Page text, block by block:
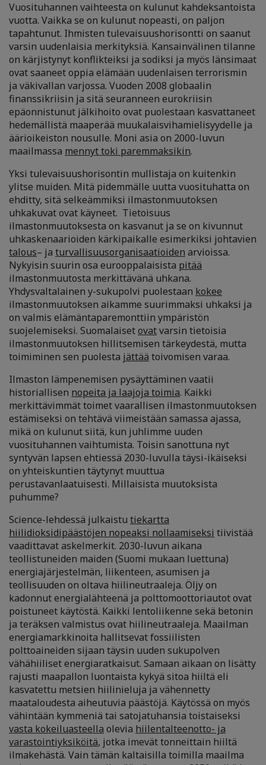
Vuosituhannen vaihteesta on kulunut kahdeksantoista
vuotta. Vaikka se on kulunut nopeasti, on paljon
tapahtunut. Ihmisten tulevaisuushorisontti on saanut
varsin uudenlaisia merkityksiä. Kansainvälinen tilanne
on kärjistynyt konflikteiksi ja sodiksi ja myös länsimaat
ovat saaneet oppia elämään uudenlaisen terrorismin
ja väkivallan varjossa. Vuoden 2008 globaalin
finanssikriisin ja sitä seuranneen eurokriisin
epäonnistunut jälkihoito ovat puolestaan kasvattaneet
hedemällistä maaperää muukalaisvihamielisyydelle ja
äärioikeiston nousulle. Moni asia on 2000-luvun
maailmassa mennyt toki paremmaksikin.
Yksi tulevaisuushorisontin mullistaja on kuitenkin
ylitse muiden. Mitä pidemmälle uutta vuosituhatta on
ehditty, sitä selkeämmiksi ilmastonmuutoksen
uhkakuvat ovat käyneet. Tietoisuus
ilmastonmuutoksesta on kasvanut ja se on kivunnut
uhkaskenaarioiden kärkipaikalle esimerkiksi johtavien
talous– ja turvallisuusorganisaatioiden arvioissa.
Nykyisin suurin osa eurooppalaisista pitää
ilmastonmuutosta merkittävänä uhkana.
Yhdysvaltalainen y-sukupolvi puolestaan kokee
ilmastonmuutoksen aikamme suurimmaksi uhkaksi ja
on valmis elämäntaparemonttiin ympäristön
suojelemiseksi. Suomalaisetovatvarsin tietoisia
ilmastonmuutoksen hillitsemisen tärkeydestä, mutta
toimiminen sen puolesta jättää toivomisen varaa.
Ilmaston lämpenemisen pysäyttäminen vaatii
historiallisen nopeita ja laajoja toimia. Kaikki
merkittävimmät toimet vaarallisen ilmastonmuutoksen
estämiseksi on tehtävä viimeistään samassa ajassa,
mikä on kulunut siitä, kun juhlimme uuden
vuosituhannen vaihtumista. Toisin sanottuna nyt
syntyvän lapsen ehtiessä 2030-luvulla täysi-ikäiseksi
on yhteiskuntien täytynyt muuttua
perustavanlaatuisesti. Millaisista muutoksista
puhumme?
Science-lehdessä julkaistu tiekartta
hiilidioksidipäästöjen nopeaksi nollaamiseksi tiivistää
vaadittavat askelmerkit. 2030-luvun aikana
teollistuneiden maiden (Suomi mukaan luettuna)
energiajärjestelmän, liikenteen, asumisen ja
teollisuuden on oltava hiilineutraaleja. Öljy on
kadonnut energialähteenä ja polttomoottoriautot ovat
poistuneet käytöstä. Kaikki lentoliikenne sekä betonin
ja teräksen valmistus ovat hiilineutraaleja. Maailman
energiamarkkinoita hallitsevat fossiilisten
polttoaineiden sijaan täysin uuden sukupolven
vähähiiliset energiaratkaisut. Samaan aikaan on lisätty
rajusti maapallon luontaista kykyä sitoa hiiltä eli
kasvatettu metsien hiilinieluja ja vähennetty
maataloudesta aiheutuvia päästöjä. Käytössä on myös
vähintään kymmeniä tai satojatuhansia toistaiseksi
vasta kokeiluasteella olevia hiilentalteenotto- ja
varastointiyksiköitä, jotka imevät tonneittain hiiltä
ilmakehästä. Vain tämän kaltaisilla toimilla maailma